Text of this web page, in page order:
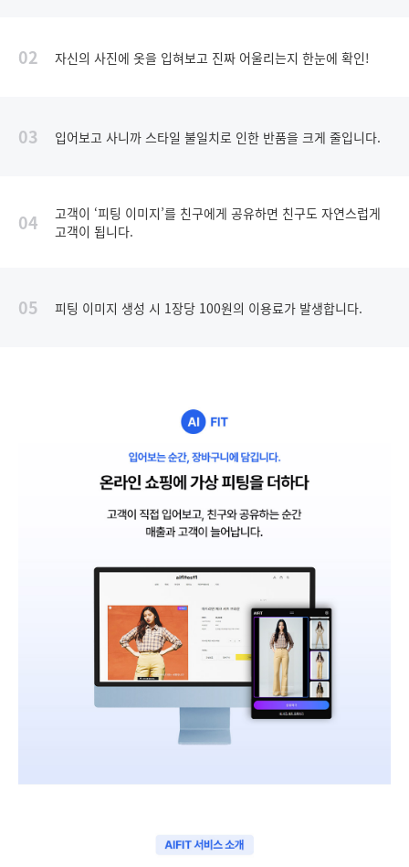
02 자신의 사진에 옷을 입혀보고 진짜 어울리는지 한눈에 확인!
03 입어보고 사니까 스타일 불일치로 인한 반품을 크게 줄입니다.
04
고객이 ‘피팅 이미지’를 친구에게 공유하면 친구도 자연스럽게
고객이 됩니다.
05 피팅 이미지 생성 시 1장당 100원의 이용료가 발생합니다.